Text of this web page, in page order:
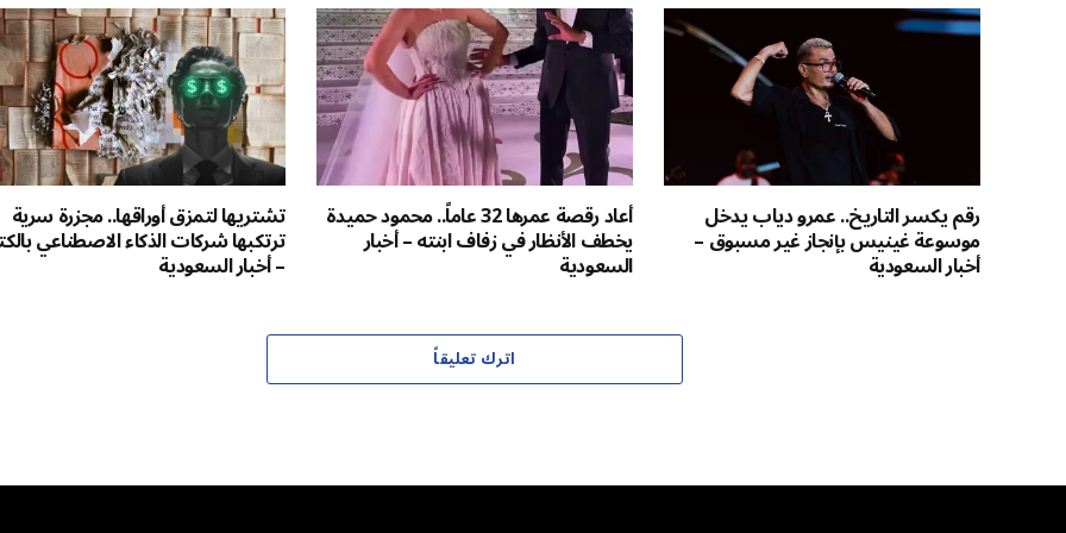
رقم يكسر التاريخ.. عمرو دياب يدخل
موسوعة غينيس بإنجاز غير مسبوق –
أخبار السعودية
أعاد رقصة عمرها 32 عاماً.. محمود حميدة
يخطف الأنظار في زفاف ابنته – أخبار
السعودية
تشتريها لتمزق أوراقها.. مجزرة سرية
ترتكبها شركات الذكاء الاصطناعي
– أخبار السعودية
اترك تعليقاً